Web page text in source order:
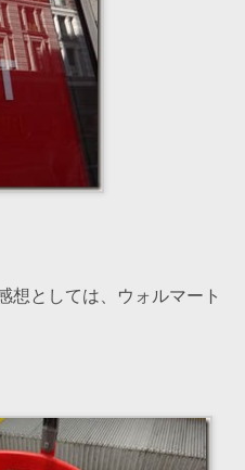
想としては、ウォルマート